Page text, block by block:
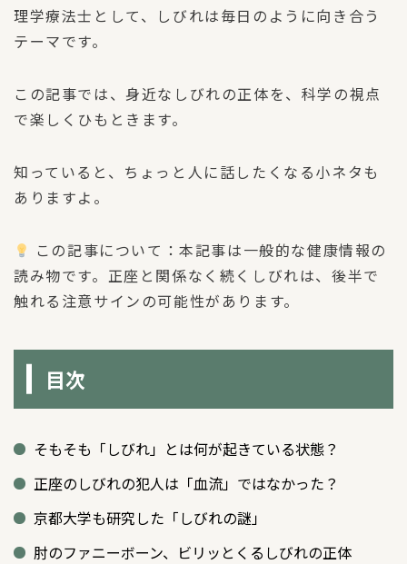
理学療法士として、しびれは毎日のように向き合う
テーマです。
この記事では、身近なしびれの正体を、科学の視点
で楽しくひもときます。
知っていると、ちょっと人に話したくなる小ネタも
ありますよ。
この記事について：本記事は一般的な健康情報の
読み物です。正座と関係なく続くしびれは、後半で
触れる注意サインの可能性があります。
目次
そもそも「しびれ」とは何が起きている状態？
正座のしびれの犯人は「血流」ではなかった？
京都大学も研究した「しびれの謎」
肘のファニーボーン、ビリッとくるしびれの正体